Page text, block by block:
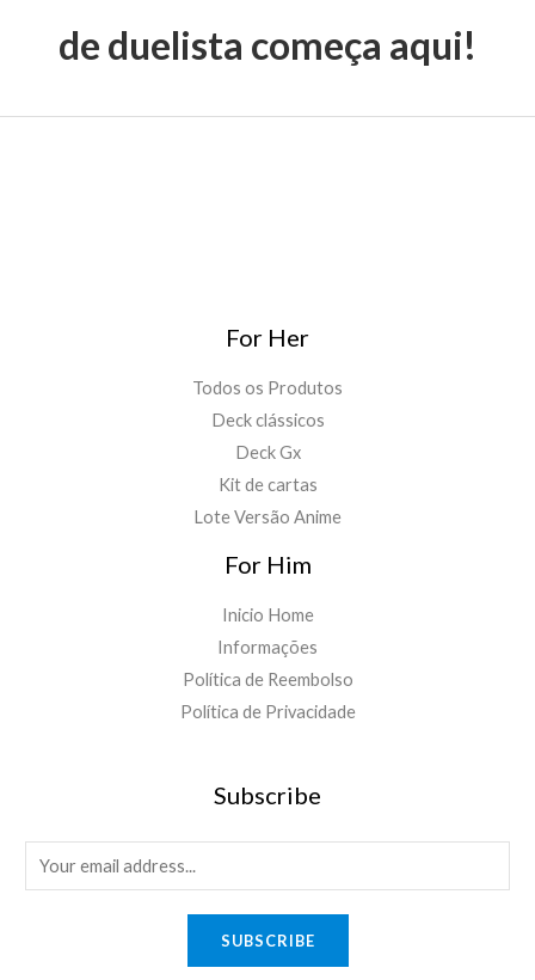
de duelista começa aqui!
For Her
Todos os Produtos
Deck clássicos
Deck Gx
Kit de cartas
Lote Versão Anime
For Him
Inicio Home
Informações
Política de Reembolso
Política de Privacidade
Subscribe
m
SUBSCRIBE